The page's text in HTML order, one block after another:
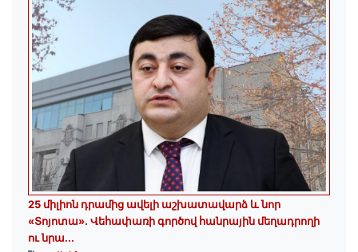
25 միլիոն դրամից ավելի աշխատավարձ և նոր
«Տոյոտա»․ Վեհափառի գործով հանրային մեղադրողի
ու նրա...